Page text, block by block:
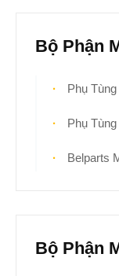
Bộ Phận
Phụ Tùng
Phụ Tùng Máy
Belparts Máy
Bộ Phận